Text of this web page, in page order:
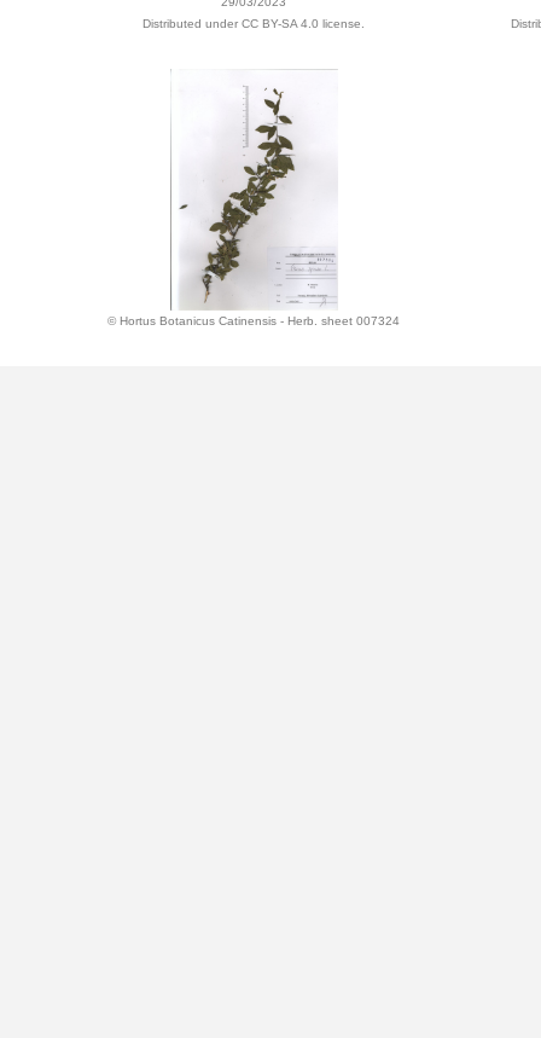
Distributed under CC BY-SA 4.0 license.
© Hortus Botanicus Catinensis - Herb. sheet 007324